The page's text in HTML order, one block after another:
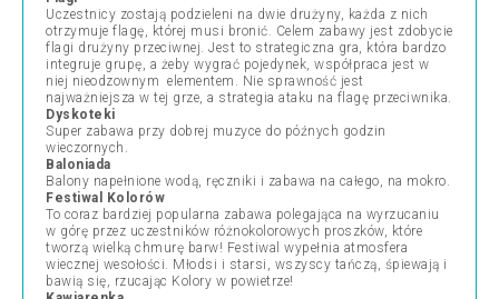
Uczestnicy zostają podzieleni na dwie drużyny, każda z nich
otrzymuje flagę, której musi bronić. Celem zabawy jest zdobycie
flagi drużyny przeciwnej. Jest to strategiczna gra, która bardzo
integruje grupę, a żeby wygrać pojedynek, współpraca jest w
niej nieodzownym elementem. Nie sprawność jest
najważniejsza w tej grze, a strategia ataku na flagę przeciwnika.
Dyskoteki
Super zabawa przy dobrej muzyce do późnych godzin
wieczornych.
Baloniada
Balony napełnione wodą, ręczniki i zabawa na całego, na mokro.
Festiwal Kolorów
To coraz bardziej popularna zabawa polegająca na wyrzucaniu
w górę przez uczestników różnokolorowych proszków, które
tworzą wielką chmurę barw! Festiwal wypełnia atmosfera
wiecznej wesołości. Młodsi i starsi, wszyscy tańczą, śpiewają i
bawią się, rzucając Kolory w powietrze!